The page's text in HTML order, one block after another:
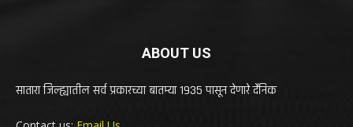
ABOUT US
सातारा जिल्ह्यातील सर्व प्रकारच्या बातम्या 1935 पासून देणारे दैनिक